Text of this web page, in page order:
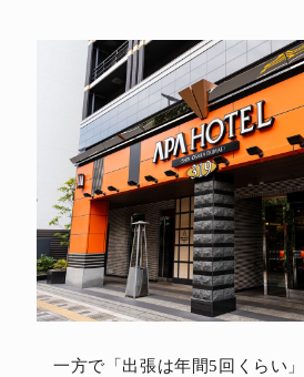
一方で「出張は年間5回くらい